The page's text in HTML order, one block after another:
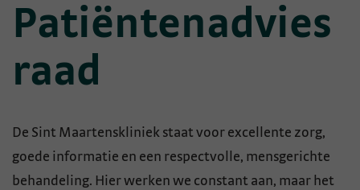
Patiëntenadvies
raad
De Sint Maartenskliniek staat voor excellente zorg,
goede informatie en een respectvolle, mensgerichte
behandeling. Hier werken we constant aan, maar het